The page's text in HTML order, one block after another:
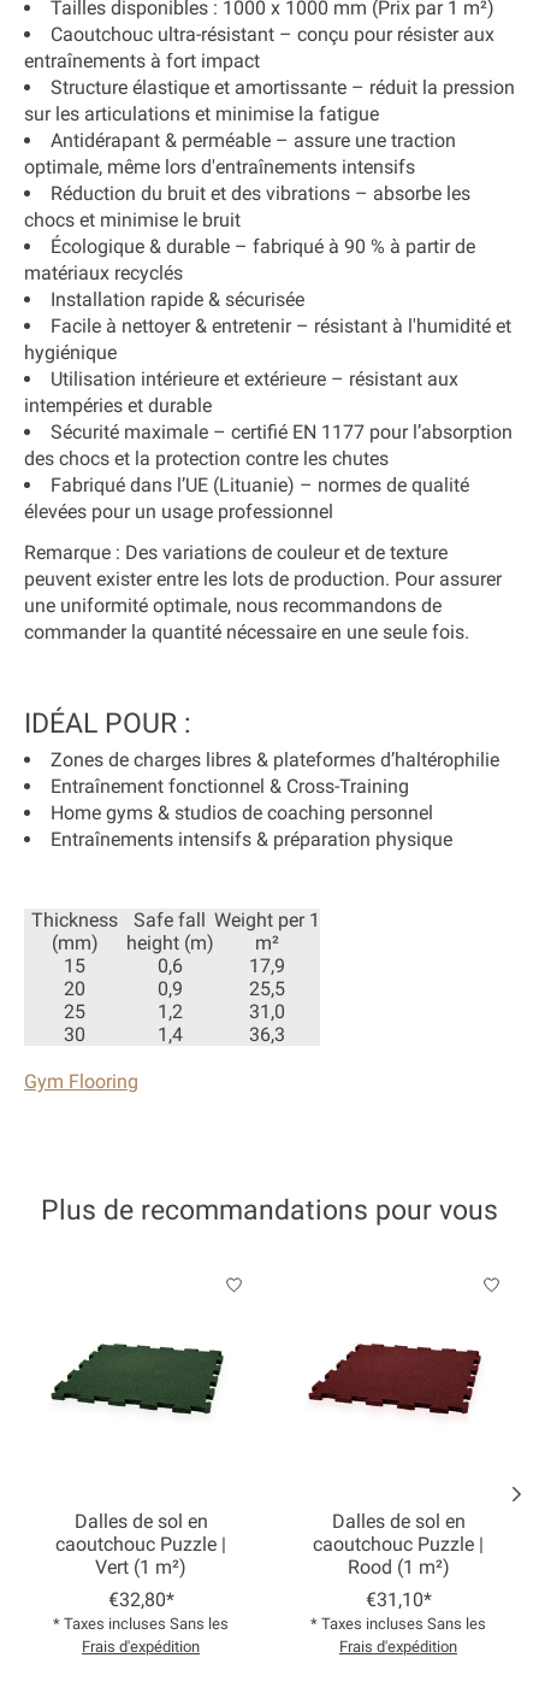
Tailles disponibles : 1000 x 1000 mm (Prix par 1 m²)
Caoutchouc ultra-résistant – conçu pour résister aux
entraînements à fort impact
Structure élastique et amortissante – réduit la pression
sur les articulations et minimise la fatigue
Antidérapant & perméable – assure une traction
optimale, même lors d'entraînements intensifs
Réduction du bruit et des vibrations – absorbe les
chocs et minimise le bruit
Écologique & durable – fabriqué à 90 % à partir de
matériaux recyclés
Installation rapide & sécurisée
Facile à nettoyer & entretenir– résistant à l'humidité et
hygiénique
Utilisation intérieure et extérieure – résistant aux
intempéries et durable
Sécurité maximale – certifié EN 1177 pour l’absorption
des chocs et la protection contre les chutes
Fabriqué dans l’UE (Lituanie) – normes de qualité
élevées pour un usage professionnel
Remarque : Des variations de couleur et de texture
peuvent exister entre les lots de production. Pour assurer
une uniformité optimale, nous recommandons de
commander la quantité nécessaire en une seule fois.
IDÉAL POUR :
Zones de charges libres & plateformes d’haltérophilie
Entraînement fonctionnel & Cross-Training
Home gyms & studios de coaching personnel
Entraînements intensifs & préparation physique
Thickness
(mm)
Safe fall
height (m)
Weight per 1
m²
15
0,6
17,9
20
0,9
25,5
25
1,2
31,0
30
1,4 36,3
Gym Flooring
Plus de recommandations pour vous
Articles du carrousel de produits
Dalles de sol en
caoutchouc Puzzle |
Vert (1 m²)
€32,80*
* Taxes incluses Sans les
Frais d'expédition
Dalles de sol en
caoutchouc Puzzle |
Rood (1 m²)
€31,10*
* Taxes incluses Sans les
Frais d'expédition